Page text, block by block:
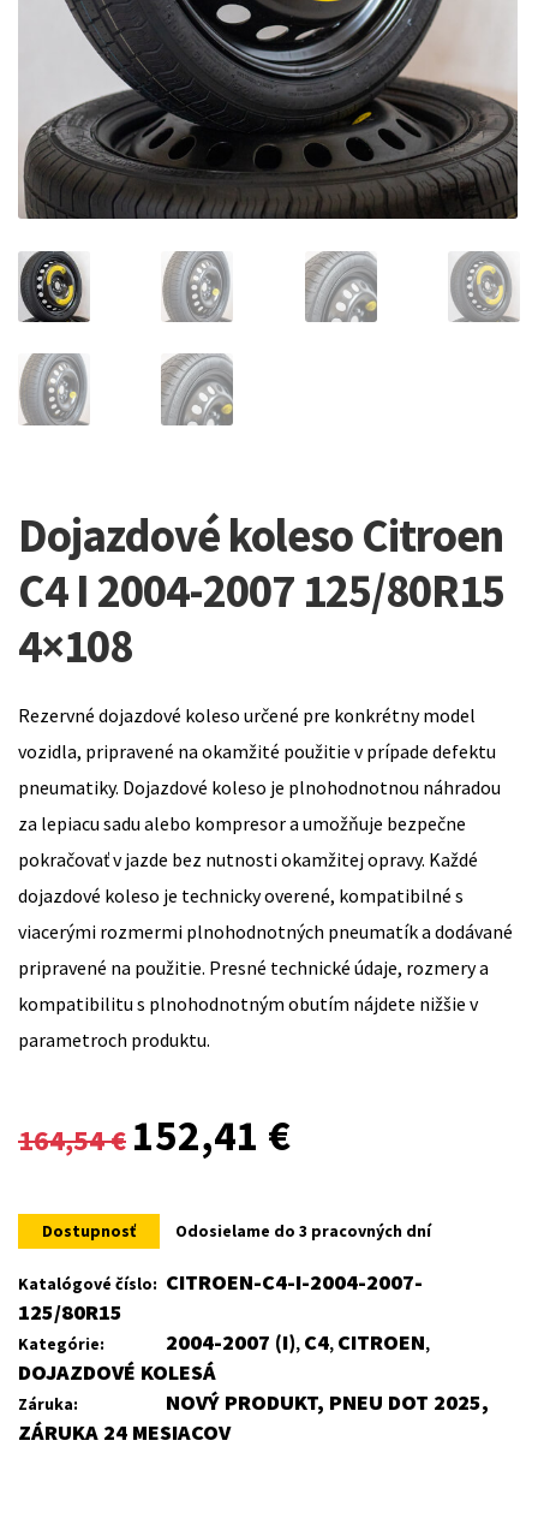
Dojazdové koleso Citroen
C4 I 2004-2007 125/80R15
4×108
Rezervné dojazdové koleso určené pre konkrétny model
vozidla, pripravené na okamžité použitie v prípade defektu
pneumatiky. Dojazdové koleso je plnohodnotnou náhradou
za lepiacu sadu alebo kompresor a umožňuje bezpečne
pokračovať v jazde bez nutnosti okamžitej opravy. Každé
dojazdové koleso je technicky overené, kompatibilné s
viacerými rozmermi plnohodnotných pneumatík a dodávané
pripravené na použitie. Presné technické údaje, rozmery a
kompatibilitu s plnohodnotným obutím nájdete nižšie v
parametroch produktu.
164,54€
Original
was:
164,54 €.
152,41 €
is:
152,41 €.
Dostupnosť Odosielame do 3 pracovných dní
Katalógové číslo: CITROEN-C4-I-2004-2007-
125/80R15
Kategórie: 2004-2007 (I), C4, CITROEN,
DOJAZDOVÉ KOLESÁ
Záruka:
NOVÝ PRODUKT, PNEU DOT 2025,
ZÁRUKA 24 MESIACOV